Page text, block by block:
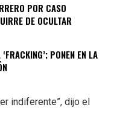
POR CASO
DE OCULTAR
PONEN EN LA
indiferente”, dijo el